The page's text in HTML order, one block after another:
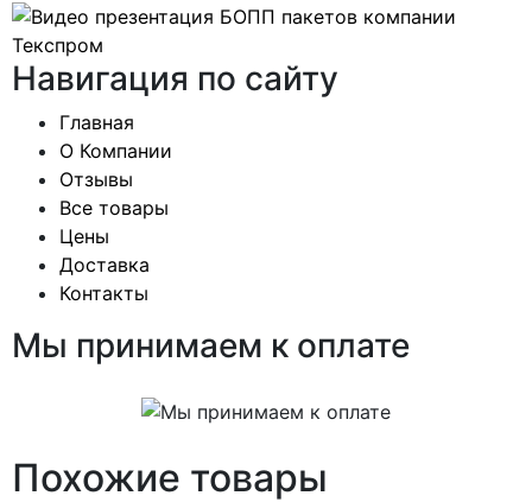
Навигация по сайту
Главная
О Компании
Отзывы
Все товары
Цены
Доставка
Контакты
Мы принимаем к оплате
Похожие товары